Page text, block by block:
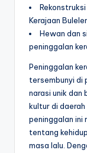
Kerajaan
Hewan dan
peninggalan
Peninggalan
tersembunyi di
narasi unik dan
kultur di daerah
peninggalan ini
tentang
masa lalu.